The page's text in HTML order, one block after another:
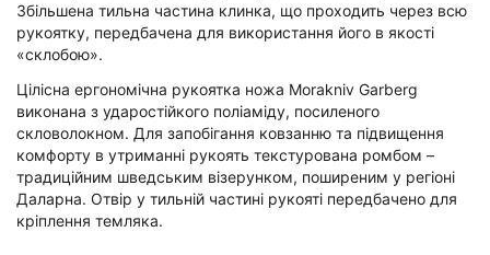
Збільшена тильна частина клинка, що проходить через всю
рукоятку, передбачена для використання його в якості
«склобою».
Цілісна ергономічна рукоятка ножа Morakniv Garberg
виконана з ударостійкого поліаміду, посиленого
скловолокном. Для запобігання ковзанню та підвищення
комфорту в утриманні рукоять текстурована ромбом –
традиційним шведським візерунком, поширеним у регіоні
Даларна. Отвір у тильній частині рукояті передбачено для
кріплення темляка.